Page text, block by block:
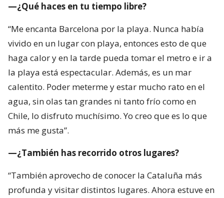
—¿Qué haces en tu tiempo libre?
“Me encanta Barcelona por la playa. Nunca había
vivido en un lugar con playa, entonces esto de que
haga calor y en la tarde pueda tomar el metro e ir a
la playa está espectacular. Además, es un mar
calentito. Poder meterme y estar mucho rato en el
agua, sin olas tan grandes ni tanto frío como en
Chile, lo disfruto muchísimo. Yo creo que es lo que
más me gusta”.
—¿También has recorrido otros lugares?
“También aprovecho de conocer la Cataluña más
profunda y visitar distintos lugares. Ahora estuve en